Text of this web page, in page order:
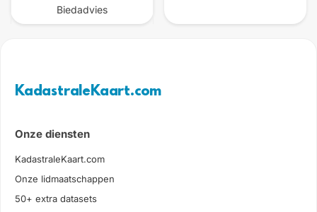
Biedadvies
KadastraleKaart.com
Onze diensten
KadastraleKaart.com
Onze lidmaatschappen
50+ extra datasets